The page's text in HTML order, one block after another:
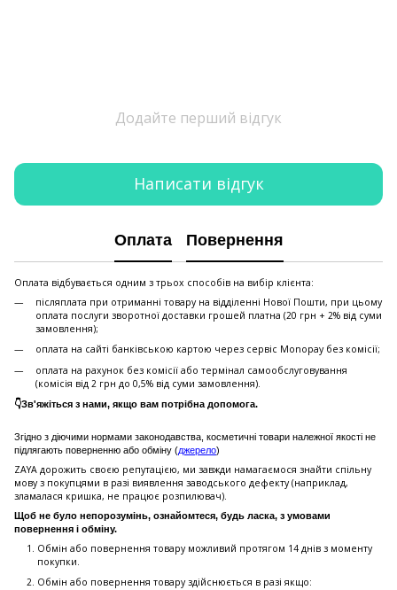
Додайте перший відгук
Написати відгук
Оплата Повернення
Оплата відбувається одним з трьох способів на вибір клієнта:
післяплата при отриманні товару на відділенні Нової Пошти, при цьому
оплата послуги зворотної доставки грошей платна (20 грн + 2% від суми
замовлення);
оплата на сайті банківською картою через сервіс Monopay без комісії;
оплата на рахунок без комісії або термінал самообслуговування
(комісія від 2 грн до 0,5% від суми замовлення).
👇Зв'яжіться з нами, якщо вам потрібна допомога.
Згідно з діючими нормами законодавства, косметичні товари належної якості не
підлягають поверненню або обміну (джерело)
ZAYA дорожить своєю репутацією, ми завжди намагаємося знайти спільну
мову з покупцями в разі виявлення заводського дефекту (наприклад,
зламалася кришка, не працює розпилювач).
Щоб не було непорозумінь, ознайомтеся, будь ласка, з умовами
повернення і обміну.
Обмін або повернення товару можливий протягом 14 днів з моменту
покупки.
Обмiн або повернення товару здійснюється в разі якщо: